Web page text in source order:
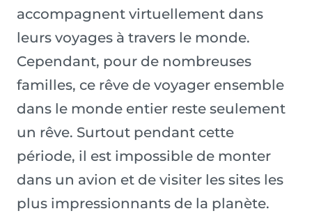
accompagnent virtuellement dans
leurs voyages à travers le monde.
Cependant, pour de nombreuses
familles, ce rêve de voyager ensemble
dans le monde entier reste seulement
un rêve. Surtout pendant cette
période, il est impossible de monter
dans un avion et de visiter les sites les
plus impressionnants de la planète.